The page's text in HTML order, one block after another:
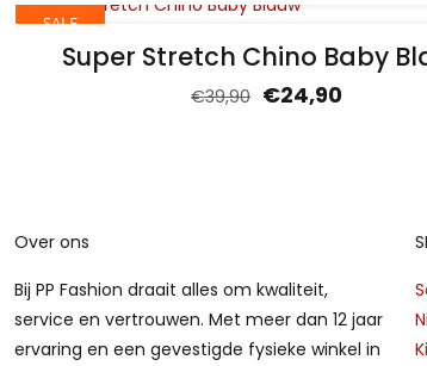
SALE
Super Stretch Chino Baby
€39,90 €24,90
Over ons
Bij PP Fashion draait alles om kwaliteit,
service en vertrouwen. Met meer dan 12 jaar
ervaring en een gevestigde fysieke winkel in